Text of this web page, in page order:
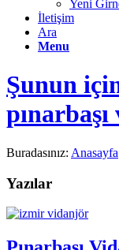
Yeni
İletişim
Ara
Menu
Şunun
Buradasınız: Anasayfa
Yazılar